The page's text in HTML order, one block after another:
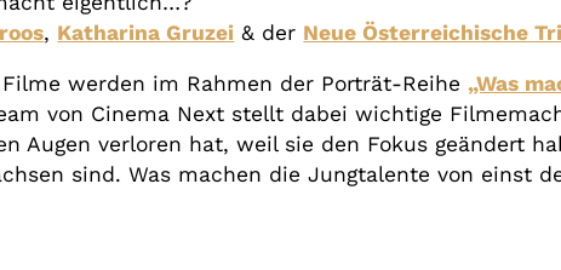
, Katharina Gruzei & der Neue Österreichische
Filme werden im Rahmen der Porträt-Reihe „Was
von Cinema Next stellt dabei wichtige
Augen verloren hat, weil sie den Fokus geändert
sind. Was machen die Jungtalente von einst